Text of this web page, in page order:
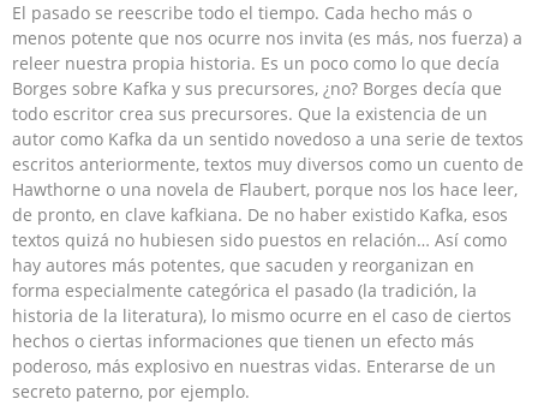
El pasado se reescribe todo el tiempo. Cada hecho más o
menos potente que nos ocurre nos invita (es más, nos fuerza) a
releer nuestra propia historia. Es un poco como lo que decía
Borges sobre Kafka y sus precursores, ¿no? Borges decía que
todo escritor crea sus precursores. Que la existencia de un
autor como Kafka da un sentido novedoso a una serie de textos
escritos anteriormente, textos muy diversos como un cuento de
Hawthorne o una novela de Flaubert, porque nos los hace leer,
de pronto, en clave kafkiana. De no haber existido Kafka, esos
textos quizá no hubiesen sido puestos en relación… Así como
hay autores más potentes, que sacuden y reorganizan en
forma especialmente categórica el pasado (la tradición, la
historia de la literatura), lo mismo ocurre en el caso de ciertos
hechos o ciertas informaciones que tienen un efecto más
poderoso, más explosivo en nuestras vidas. Enterarse de un
secreto paterno, por ejemplo.